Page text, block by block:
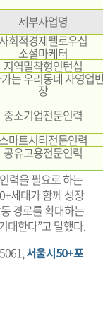
세부사업명
회적경제펠로우십
소셜마케터
지역밀착형인턴십
는 우리동네 자영업
장
중소기업전문인력
마트시티전문인력
공유고용전문인력
력을 필요로 하는
세대가 함께 성장
경로를 확대하는
대한다”고 말했다.
서울시50+포